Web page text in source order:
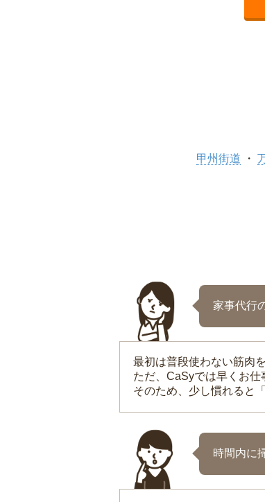
甲州街道
家事代行
最初は普段使わない筋肉
ただ、CaSyでは早くお仕
そのため、少し慣れると
時間内に